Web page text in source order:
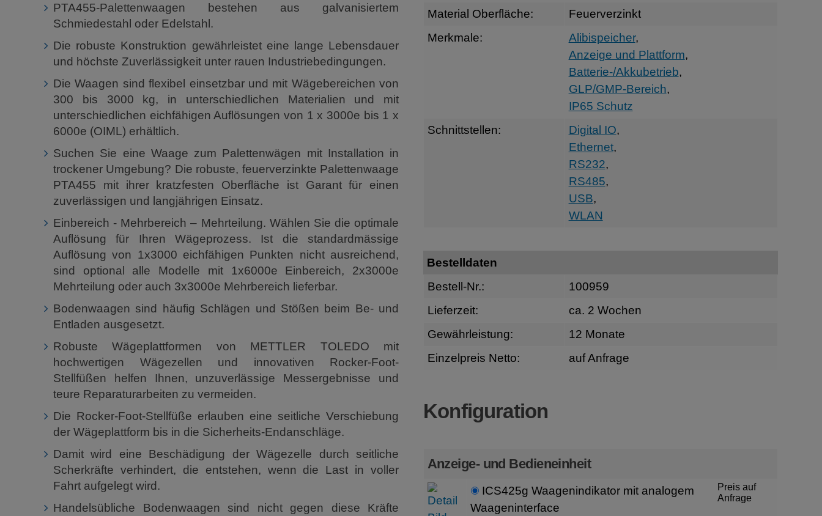
PTA455-Palettenwaagen bestehen aus galvanisiertem
Schmiedestahl oder Edelstahl.
Die robuste Konstruktion gewährleistet eine lange Lebensdauer
und höchste Zuverlässigkeit unter rauen Industriebedingungen.
Die Waagen sind flexibel einsetzbar und mit Wägebereichen von
300 bis 3000 kg, in unterschiedlichen Materialien und mit
unterschiedlichen eichfähigen Auflösungen von 1 x 3000e bis 1 x
6000e (OIML) erhältlich.
Suchen Sie eine Waage zum Palettenwägen mit Installation in
trockener Umgebung? Die robuste, feuerverzinkte Palettenwaage
PTA455 mit ihrer kratzfesten Oberfläche ist Garant für einen
zuverlässigen und langjährigen Einsatz.
Einbereich - Mehrbereich – Mehrteilung. Wählen Sie die optimale
Auflösung für Ihren Wägeprozess. Ist die standardmässige
Auflösung von 1x3000 eichfähigen Punkten nicht ausreichend,
sind optional alle Modelle mit 1x6000e Einbereich, 2x3000e
Mehrteilung oder auch 3x3000e Mehrbereich lieferbar.
Bodenwaagen sind häufig Schlägen und Stößen beim Be- und
Entladen ausgesetzt.
Robuste Wägeplattformen von METTLER TOLEDO mit
hochwertigen Wägezellen und innovativen Rocker-Foot-
Stellfüßen helfen Ihnen, unzuverlässige Messergebnisse und
teure Reparaturarbeiten zu vermeiden.
Die Rocker-Foot-Stellfüße erlauben eine seitliche Verschiebung
der Wägeplattform bis in die Sicherheits-Endanschläge.
Damit wird eine Beschädigung der Wägezelle durch seitliche
Scherkräfte verhindert, die entstehen, wenn die Last in voller
Fahrt aufgelegt wird.
Handelsübliche Bodenwaagen sind nicht gegen diese Kräfte
Material Oberfläche:
Feuerverzinkt
Merkmale:
Alibispeicher,
Anzeige und Plattform,
Batterie-/Akkubetrieb,
GLP/GMP-Bereich,
IP65 Schutz
Schnittstellen:
Digital IO,
Ethernet,
RS232,
RS485,
USB,
WLAN
Bestelldaten
Bestell-Nr.:
100959
Lieferzeit:
ca. 2 Wochen
Gewährleistung:
12 Monate
Einzelpreis Netto:
auf Anfrage
Konfiguration
Anzeige- und Bedieneinheit
ICS425g Waagenindikator mit analogem
Waageninterface
Preis auf
Anfrage